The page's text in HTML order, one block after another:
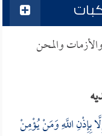
والمحن
بِإِذْنِ اللَّهِ وَمَنْ يُؤْمِنْ